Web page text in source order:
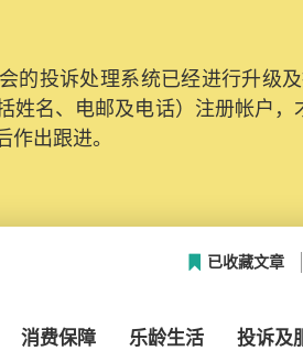
的投诉处理系统已经进行升级
姓名、电邮及电话）注册帐户
出跟进。
已收藏文章
消费保障 乐龄生活 投诉及